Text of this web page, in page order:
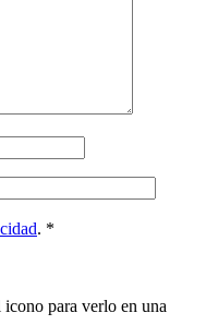
. *
icono para verlo en una